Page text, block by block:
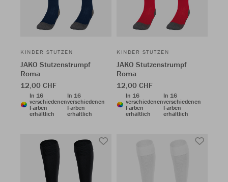
KINDER STUTZEN
JAKO Stutzenstrumpf
Roma
12,00 CHF
In 16
verschiedenen
Farben
erhältlich
In 16
verschiedenen
Farben
erhältlich
KINDER STUTZEN
JAKO Stutzenstrumpf
Roma
12,00 CHF
In 16
verschiedenen
Farben
erhältlich
In 16
verschiedenen
Farben
erhältlich